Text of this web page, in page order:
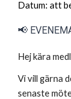
Datum: att
📢
Hej kära
Vi vill gärna
senaste